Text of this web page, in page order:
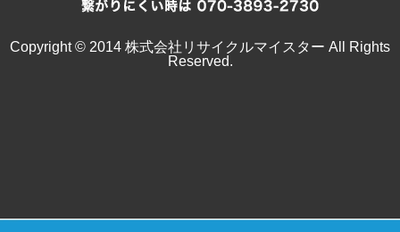
Copyright © 2014 株式会社リサイクルマイスター All Rights
Reserved.